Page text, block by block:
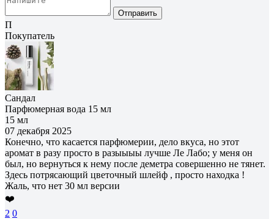
Отправить
П
Покупатель
Сандал
Парфюмерная вода 15 мл
15 мл
07 декабря 2025
Конечно, что касается парфюмерии, дело вкуса, но этот
аромат в разу просто в разыыыы лучше Ле Лабо; у меня он
был, но вернуться к нему после деметра совершенно не тянет.
Здесь потрясающий цветочный шлейф , просто находка !
Жаль, что нет 30 мл версии
❤️
2 0